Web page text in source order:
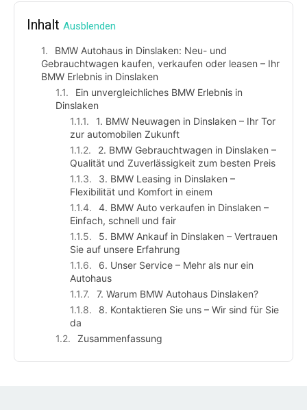
Inhalt Ausblenden
BMW Autohaus in Dinslaken: Neu- und
Gebrauchtwagen kaufen, verkaufen oder leasen – Ihr
BMW Erlebnis in Dinslaken
Ein unvergleichliches BMW Erlebnis in
Dinslaken
1. BMW Neuwagen in Dinslaken – Ihr Tor
zur automobilen Zukunft
2. BMW Gebrauchtwagen in Dinslaken –
Qualität und Zuverlässigkeit zum besten Preis
3. BMW Leasing in Dinslaken –
Flexibilität und Komfort in einem
4. BMW Auto verkaufen in Dinslaken –
Einfach, schnell und fair
5. BMW Ankauf in Dinslaken – Vertrauen
Sie auf unsere Erfahrung
6. Unser Service – Mehr als nur ein
Autohaus
7. Warum BMW Autohaus Dinslaken?
8. Kontaktieren Sie uns – Wir sind für Sie
da
Zusammenfassung